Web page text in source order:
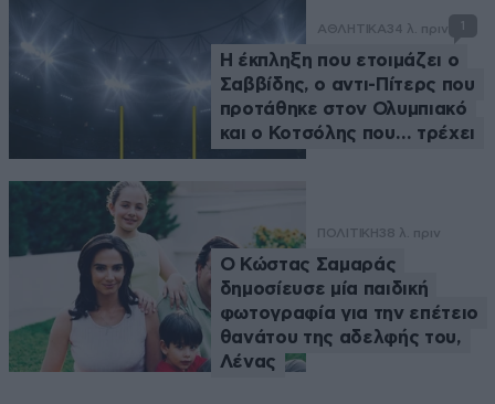
ΑΘΛΗΤΙΚΑ34 λ. πριν 1
Η έκπληξη που ετοιμάζει ο
Σαββίδης, ο αντι-Πίτερς που
προτάθηκε στον Ολυμπιακό
και ο Κοτσόλης που… τρέχει
ΠΟΛΙΤΙΚΗ38 λ. πριν
Ο Κώστας Σαμαράς
δημοσίευσε μία παιδική
φωτογραφία για την επέτειο
θανάτου της αδελφής του,
Λένας